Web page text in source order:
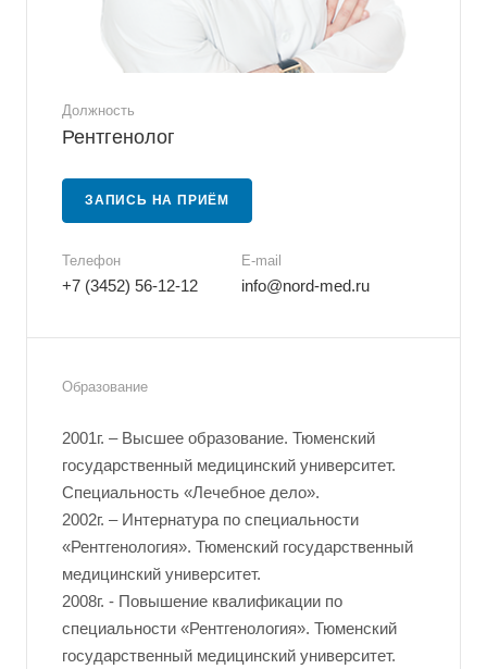
Должность
Рентгенолог
ЗАПИСЬ НА ПРИЁМ
Телефон
+7 (3452) 56-12-12
E-mail
info@nord-med.ru
Образование
2001г. – Высшее образование. Тюменский
государственный медицинский университет.
Специальность «Лечебное дело».
2002г. – Интернатура по специальности
«Рентгенология». Тюменский государственный
медицинский университет.
2008г. - Повышение квалификации по
специальности «Рентгенология». Тюменский
государственный медицинский университет.